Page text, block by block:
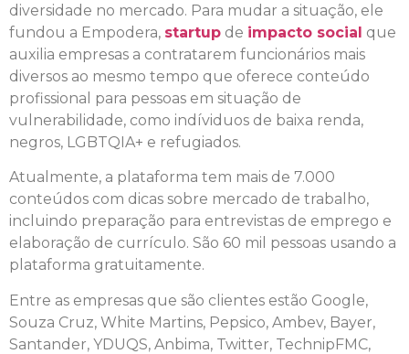
diversidade no mercado. Para mudar a situação, ele
fundou a Empodera, startup de impacto social que
auxilia empresas a contratarem funcionários mais
diversos ao mesmo tempo que oferece conteúdo
profissional para pessoas em situação de
vulnerabilidade, como indíviduos de baixa renda,
negros, LGBTQIA+ e refugiados.
Atualmente, a plataforma tem mais de 7.000
conteúdos com dicas sobre mercado de trabalho,
incluindo preparação para entrevistas de emprego e
elaboração de currículo. São 60 mil pessoas usando a
plataforma gratuitamente.
Entre as empresas que são clientes estão Google,
Souza Cruz, White Martins, Pepsico, Ambev, Bayer,
Santander, YDUQS, Anbima, Twitter, TechnipFMC,